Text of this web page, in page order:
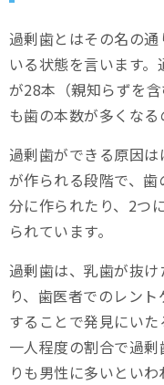
過剰歯とはその名の
いる状態を言います
が28本（親知らずを
も歯の本数が多くなる
過剰歯ができる原因
が作られる段階で、
分に作られたり、2つ
られています。
過剰歯は、乳歯が抜
り、歯医者でのレン
することで発見にい
一人程度の割合で過
りも男性に多いといわ